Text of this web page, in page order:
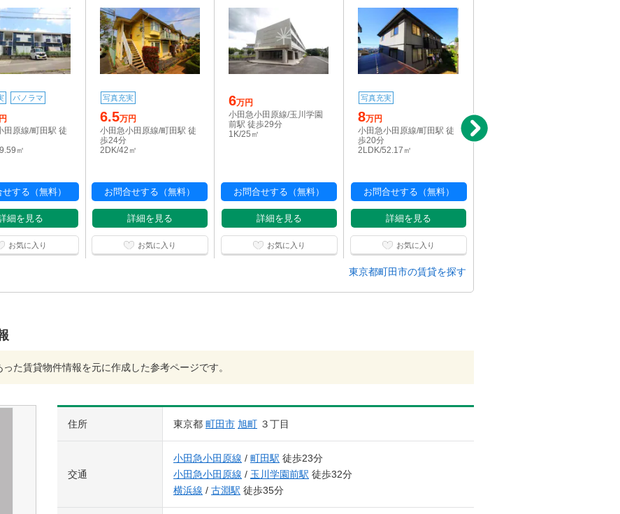
パノラマ
田原線/町田駅 徒
㎡
する（無料）
細を見る
お気に入り
写真充実
6.5万円
小田急小田原線/町田駅 徒
歩24分
2DK/42㎡
お問合せする（無料）
詳細を見る
お気に入り
6万円
小田急小田原線/玉川学園
前駅 徒歩29分
1K/25㎡
お問合せする（無料）
詳細を見る
お気に入り
写真充実
8万円
小田急小田原線/町田駅 徒
歩20分
2LDK/52.17㎡
お問合せする（無料）
詳細を見る
お気に入り
小田急小田原線/町田駅 徒
東京都町田市の賃貸を探す
た賃貸物件情報を元に作成した参考ページです。
住所 東京都 町田市 旭町 ３丁目
交通
小田急小田原線 / 町田駅 徒歩23分
小田急小田原線 / 玉川学園前駅 徒歩32分
横浜線 / 古淵駅 徒歩35分